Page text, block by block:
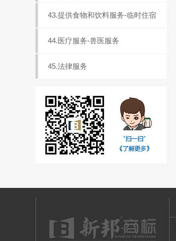
43.提供食物和饮料服务-临时住宿
44.医疗服务-兽医服务
45.法律服务